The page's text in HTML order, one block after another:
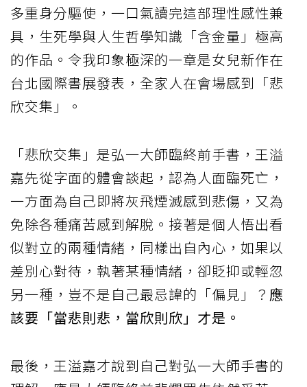
多重身分驅使，一口氣讀完這部理性感性兼
具，生死學與人生哲學知識「含金量」極高
的作品。令我印象極深的一章是女兒新作在
台北國際書展發表，全家人在會場感到「悲
欣交集」。
「悲欣交集」是弘一大師臨終前手書，王溢
嘉先從字面的體會談起，認為人面臨死亡，
一方面為自己即將灰飛煙滅感到悲傷，又為
免除各種痛苦感到解脫。接著是個人悟出看
似對立的兩種情緒，同樣出自內心，如果以
差別心對待，執著某種情緒，卻貶抑或輕忽
另一種，豈不是自己最忌諱的「偏見」？ 應
該要「當悲則悲，當欣則欣」才是。
最後，王溢嘉才說到自己對弘一大師手書的